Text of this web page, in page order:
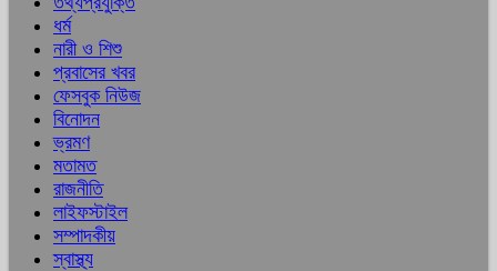
ধর্ম
নারী ও শিশু
প্রবাসের খবর
ফেসবুক নিউজ
বিনোদন
ভ্রমণ
মতামত
রাজনীতি
লাইফস্টাইল
সম্পাদকীয়
স্বাস্থ্য